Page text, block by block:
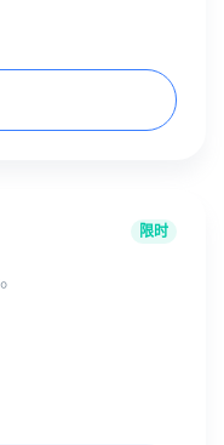
限时